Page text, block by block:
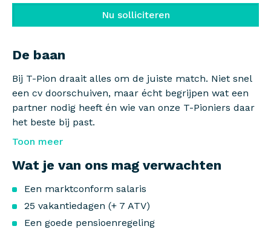
Nu solliciteren
De baan
Bij T-Pion draait alles om de juiste match. Niet snel
een cv doorschuiven, maar écht begrijpen wat een
partner nodig heeft én wie van onze T-Pioniers daar
het beste bij past.
Toon meer
Wat je van ons mag verwachten
Een marktconform salaris
25 vakantiedagen (+ 7 ATV)
Een goede pensioenregeling